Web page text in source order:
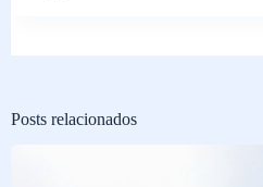
Posts relacionados